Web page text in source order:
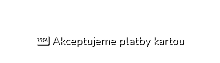
Akceptujeme platby kartou